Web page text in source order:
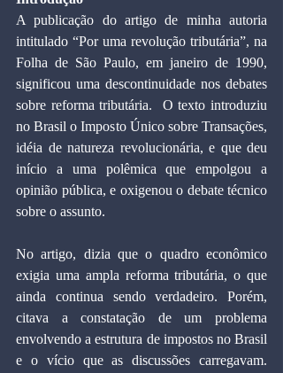
A publicação do artigo de minha autoria
intitulado “Por uma revolução tributária”, na
Folha de São Paulo, em janeiro de 1990,
significou uma descontinuidade nos debates
sobre reforma tributária.  O texto introduziu
no Brasil o Imposto Único sobre Transações,
idéia de natureza revolucionária, e que deu
início a uma polêmica que empolgou a
opinião pública, e oxigenou o debate técnico
sobre o assunto.
No artigo, dizia que o quadro econômico
exigia uma ampla reforma tributária, o que
ainda continua sendo verdadeiro. Porém,
citava a constatação de um problema
envolvendo a estrutura de impostos no Brasil
e o vício que as discussões carregavam.